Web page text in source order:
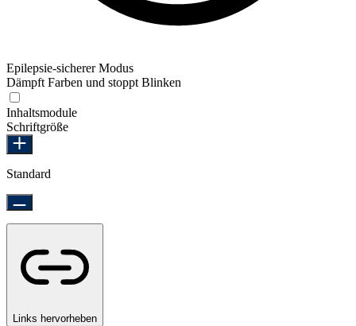
Epilepsie-sicherer Modus
Dämpft Farben und stoppt Blinken
Inhaltsmodule
Schriftgröße
Standard
Links hervorheben